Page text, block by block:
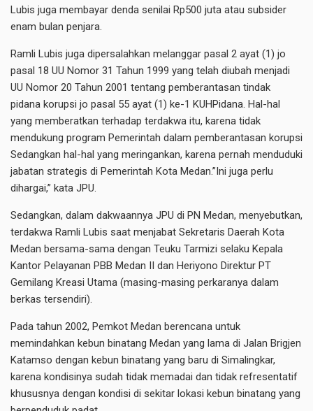
Lubis juga membayar denda senilai Rp500 juta atau subsider
enam bulan penjara.
Ramli Lubis juga dipersalahkan melanggar pasal 2 ayat (1) jo
pasal 18 UU Nomor 31 Tahun 1999 yang telah diubah menjadi
UU Nomor 20 Tahun 2001 tentang pemberantasan tindak
pidana korupsi jo pasal 55 ayat (1) ke-1 KUHPidana. Hal-hal
yang memberatkan terhadap terdakwa itu, karena tidak
mendukung program Pemerintah dalam pemberantasan korupsi
Sedangkan hal-hal yang meringankan, karena pernah menduduki
jabatan strategis di Pemerintah Kota Medan.”Ini juga perlu
dihargai,” kata JPU.
Sedangkan, dalam dakwaannya JPU di PN Medan, menyebutkan,
terdakwa Ramli Lubis saat menjabat Sekretaris Daerah Kota
Medan bersama-sama dengan Teuku Tarmizi selaku Kepala
Kantor Pelayanan PBB Medan II dan Heriyono Direktur PT
Gemilang Kreasi Utama (masing-masing perkaranya dalam
berkas tersendiri).
Pada tahun 2002, Pemkot Medan berencana untuk
memindahkan kebun binatang Medan yang lama di Jalan Brigjen
Katamso dengan kebun binatang yang baru di Simalingkar,
karena kondisinya sudah tidak memadai dan tidak refresentatif
khususnya dengan kondisi di sekitar lokasi kebun binatang yang